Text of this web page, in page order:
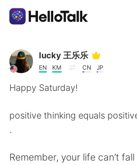
แอปแลกเปลี่ยนทางภาษา
AI Grammar Checker
lucky 王乐乐
EN KM CN JP
Happy Saturday!
positive thinking equals
.
Remember, your life can’t